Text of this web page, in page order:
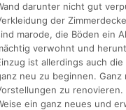
darunter nicht gut
der
marode, die Böden ein
verwohnt und
ist allerdings auch
neu zu beginnen.
zu
ein ganz neues und